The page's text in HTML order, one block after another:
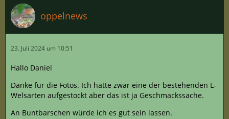
oppelnews
23. Juli 2024 um 10:51
Hallo Daniel
Danke für die Fotos. Ich hätte zwar eine der bestehenden L-
Welsarten aufgestockt aber das ist ja Geschmackssache.
An Buntbarschen würde ich es gut sein lassen.